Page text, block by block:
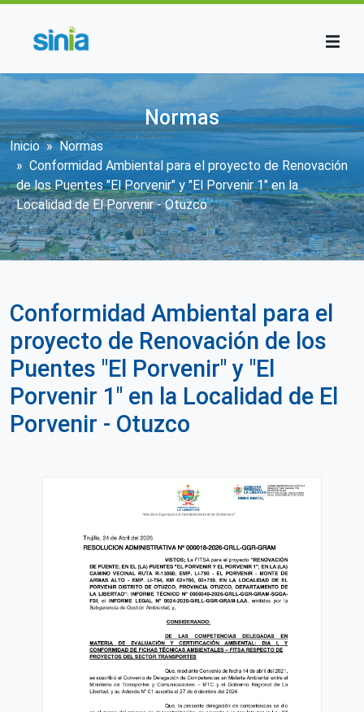
Normas
Sobrescribir enlaces de ayuda a la
Inicio
Normas
Conformidad Ambiental para el proyecto de Renovación
de los Puentes "El Porvenir" y "El Porvenir 1" en la
Localidad de El Porvenir - Otuzco
Conformidad Ambiental para el
proyecto de Renovación de los
Puentes "El Porvenir" y "El
Porvenir 1" en la Localidad de El
Porvenir - Otuzco